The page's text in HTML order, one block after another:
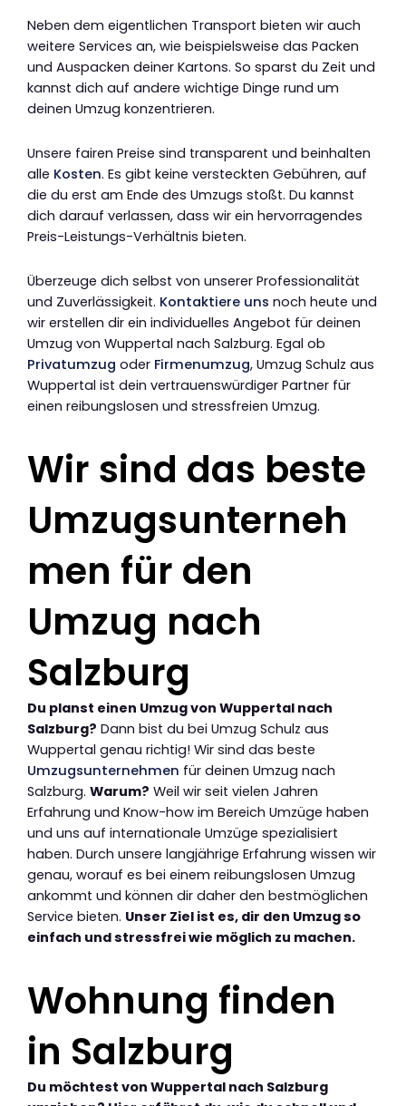
Neben dem eigentlichen Transport bieten wir auch
weitere Services an, wie beispielsweise das Packen
und Auspacken deiner Kartons. So sparst du Zeit und
kannst dich auf andere wichtige Dinge rund um
deinen Umzug konzentrieren.
Unsere fairen Preise sind transparent und beinhalten
alle Kosten. Es gibt keine versteckten Gebühren, auf
die du erst am Ende des Umzugs stoßt. Du kannst
dich darauf verlassen, dass wir ein hervorragendes
Preis-Leistungs-Verhältnis bieten.
Überzeuge dich selbst von unserer Professionalität
und Zuverlässigkeit. Kontaktiere uns noch heute und
wir erstellen dir ein individuelles Angebot für deinen
Umzug von Wuppertal nach Salzburg. Egal ob
Privatumzug oder Firmenumzug, Umzug Schulz aus
Wuppertal ist dein vertrauenswürdiger Partner für
einen reibungslosen und stressfreien Umzug.
Wir sind das beste
Umzugsunterneh
men für den
Umzug nach
Salzburg
Du planst einen Umzug von Wuppertal nach
Salzburg? Dann bist du bei Umzug Schulz aus
Wuppertal genau richtig! Wir sind das beste
Umzugsunternehmen für deinen Umzug nach
Salzburg. Warum? Weil wir seit vielen Jahren
Erfahrung und Know-how im Bereich Umzüge haben
und uns auf internationale Umzüge spezialisiert
haben. Durch unsere langjährige Erfahrung wissen wir
genau, worauf es bei einem reibungslosen Umzug
ankommt und können dir daher den bestmöglichen
Service bieten. Unser Ziel ist es, dir den Umzug so
einfach und stressfrei wie möglich zu machen.
Wohnung finden
in Salzburg
Du möchtest von Wuppertal nach Salzburg